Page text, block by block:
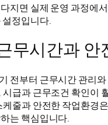
지면 실제 운영 과정에
설정입니다.
무시간과 안
전부터 근무시간 관리
급과 근무조건 확인이
줄과 안전한 작업환경
는 핵심입니다.